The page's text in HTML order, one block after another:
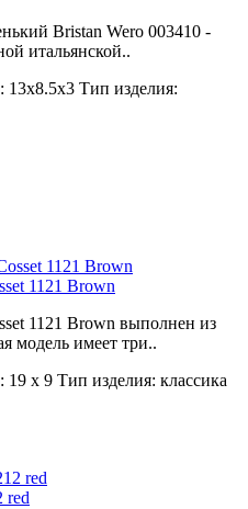
Bristan Wero 003410 -
итальянской..
13х8.5х3 Тип изделия:
1121 Brown
1121 Brown выполнен из
модель имеет три..
19 х 9 Тип изделия: классика
red